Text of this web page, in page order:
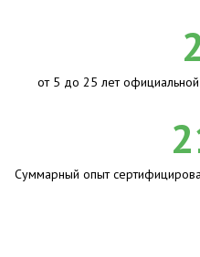
от 5 до 25 лет
Суммарный опыт